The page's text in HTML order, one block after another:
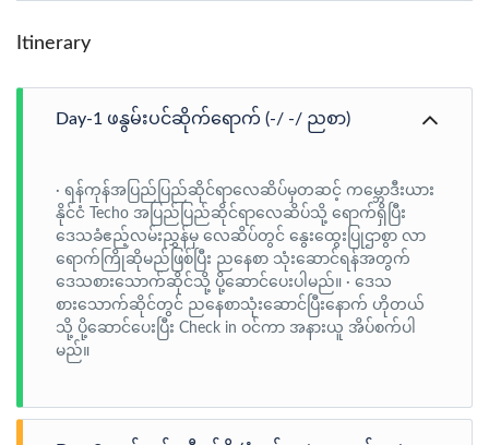
Itinerary
Day-1 ဖနွမ်းပင်ဆိုက်ရောက် (-/ -/ ညစာ)
· ရန်ကုန်အပြည်ပြည်ဆိုင်ရာလေဆိပ်မှတဆင့် ကမ္ဘောဒီးယား
နိုင်ငံ Techo အပြည်ပြည်ဆိုင်ရာလေဆိပ်သို့ ရောက်ရှိပြီး
ဒေသခံဧည့်လမ်းညွှန်မှ လေဆိပ်တွင် နွေးထွေးပြုဌာစွာ လာ
ရောက်ကြိုဆိုမည်ဖြစ်ပြီး ညနေစာ သုံးဆောင်ရန်အတွက်
ဒေသစားသောက်ဆိုင်သို့ ပို့ဆောင်ပေးပါမည်။ · ဒေသ
စားသောက်ဆိုင်တွင် ညနေစာသုံးဆောင်ပြီးနောက် ဟိုတယ်
သို့ ပို့ဆောင်ပေးပြီး Check in ဝင်ကာ အနားယူ အိပ်စက်ပါ
မည်။